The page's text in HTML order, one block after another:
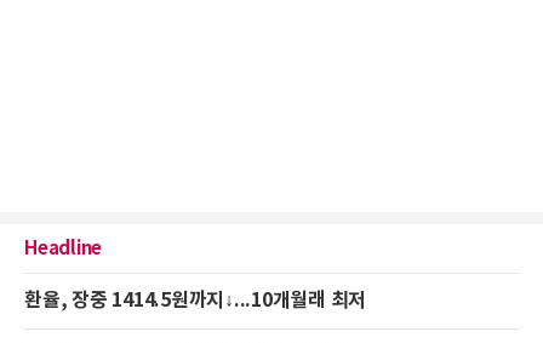
Headline
환율, 장중 1414.5원까지↓...10개월래 최저